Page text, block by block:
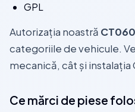
GPL
Autorizația noastră CT060
categoriile de vehicule.
mecanică, cât și instalația
Ce mărci de piese